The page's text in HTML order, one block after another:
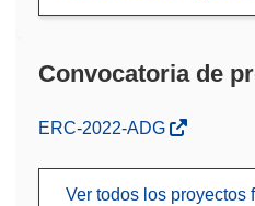
Convocatoria de
(se
ERC-2022-ADG
Ver todos los proyectos